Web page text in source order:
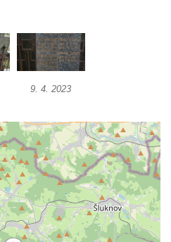
hřbitově v
v Dolním
války na
hřbitově v
9. 4. 2023